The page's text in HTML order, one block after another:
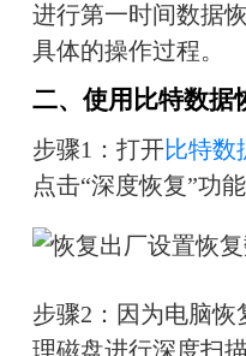
进行第一时间数据
具体的操作过程。
二、使用比特数据
步骤1：打开比特数
点击“深度恢复”功能
步骤2：因为电脑
理磁盘进行深度扫描